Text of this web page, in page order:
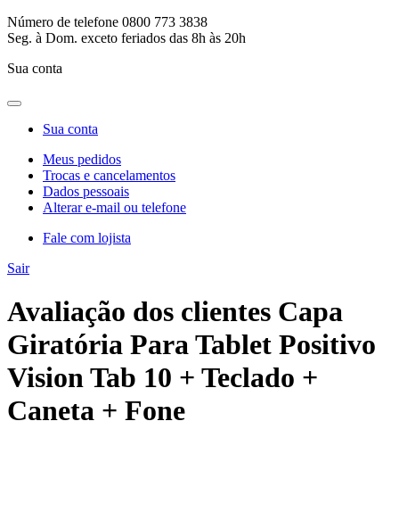
Número de telefone 0800 773 3838
Seg. à Dom. exceto feriados das 8h às 20h
Sua conta
Sua conta
Meus pedidos
Trocas e cancelamentos
Dados pessoais
Alterar e-mail ou telefone
Fale com lojista
Sair
Avaliação dos clientes Capa
Giratória Para Tablet Positivo
Vision Tab 10 + Teclado +
Caneta + Fone